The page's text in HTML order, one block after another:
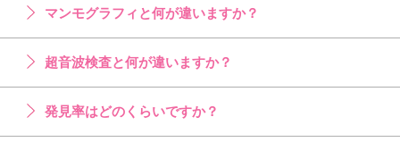
マンモグラフィと何が違いますか？
超音波検査と何が違いますか？
発見率はどのくらいですか？